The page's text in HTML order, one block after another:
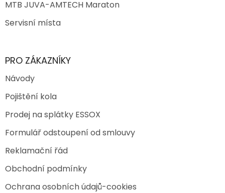
MTB JUVA-AMTECH Maraton
Servisní místa
PRO ZÁKAZNÍKY
Návody
Pojištění kola
Prodej na splátky ESSOX
Formulář odstoupení od smlouvy
Reklamační řád
Obchodní podmínky
Ochrana osobních údajů-cookies